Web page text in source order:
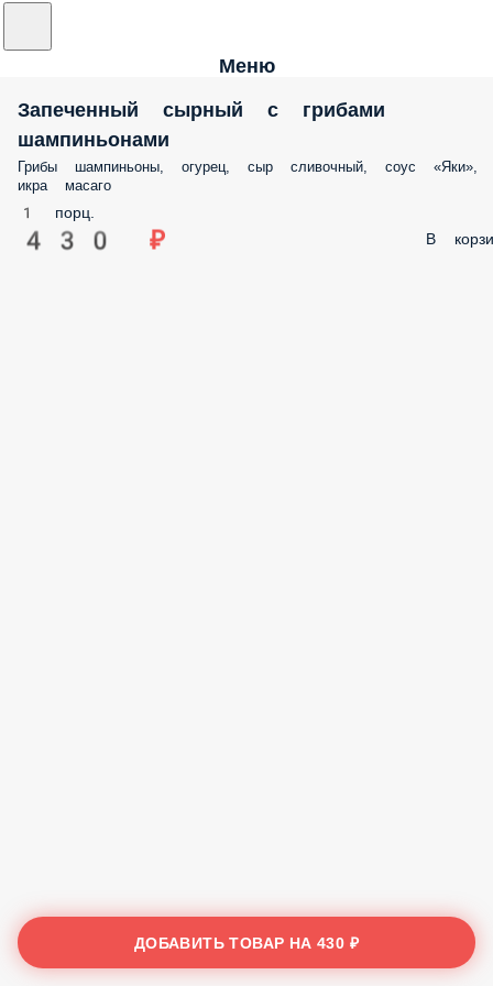
Меню
Запеченный сырный с грибами
шампиньонами
Грибы шампиньоны, огурец, сыр сливочный, соус «Яки»,
икра масаго
1 порц.
430 ₽ В
ДОБАВИТЬ ТОВАР НА430 ₽